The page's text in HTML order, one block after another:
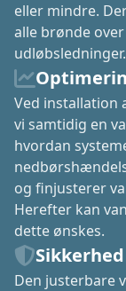
eller mindre.
alle brønde
udløbsledninger.
Ved installation
vi samtidig en
hvordan
og finjusterer
Herefter kan
dette ønskes.
Sikkerhed
Den justerbare